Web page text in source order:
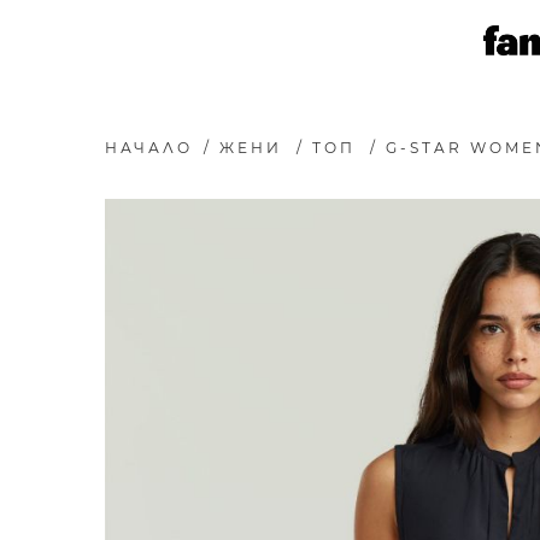
НАЧАЛО / ЖЕНИ / ТОП / G-STAR